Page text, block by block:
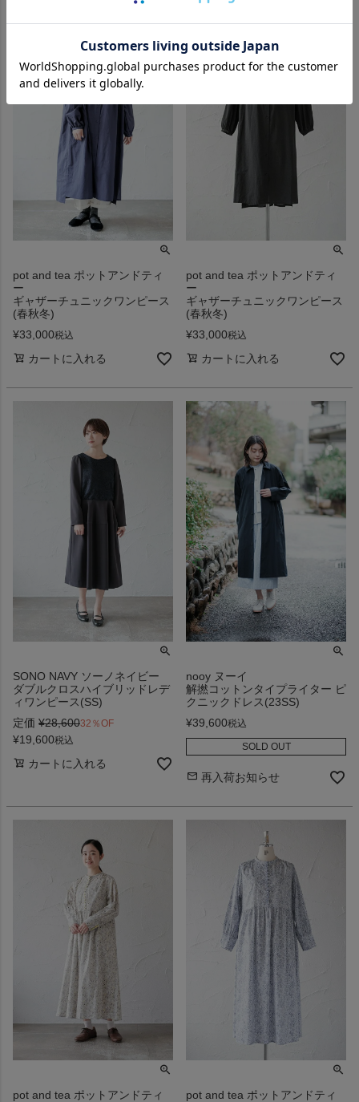
pot and tea ポットアンドティ
ー
ギャザーチュニックワンピース
(春秋冬)
¥33,000税込
カートに入れる
pot and tea ポットアンドティ
ー
ギャザーチュニックワンピース
(春秋冬)
¥33,000税込
カートに入れる
SONO NAVY ソーノネイビー
ダブルクロスハイブリッドレデ
ィワンピース(SS)
定価 ¥28,60032％OF
¥19,600税込
カートに入れる
nooy ヌーイ
解撚コットンタイプライター ピ
クニックドレス(23SS)
¥39,600税込
SOLD OUT
再入荷お知らせ
pot and tea ポットアンドティ
pot and tea ポットアンドティ